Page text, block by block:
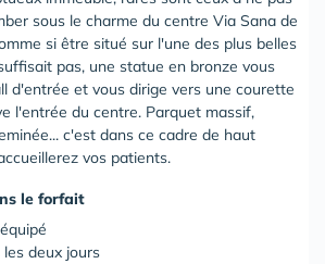
sous le charme du centre Via Sana de
si être situé sur l'une des plus belles
pas, une statue en bronze vous
d'entrée et vous dirige vers une courette
l'entrée du centre. Parquet massif,
c'est dans ce cadre de haut
vos patients.
le forfait
deux jours